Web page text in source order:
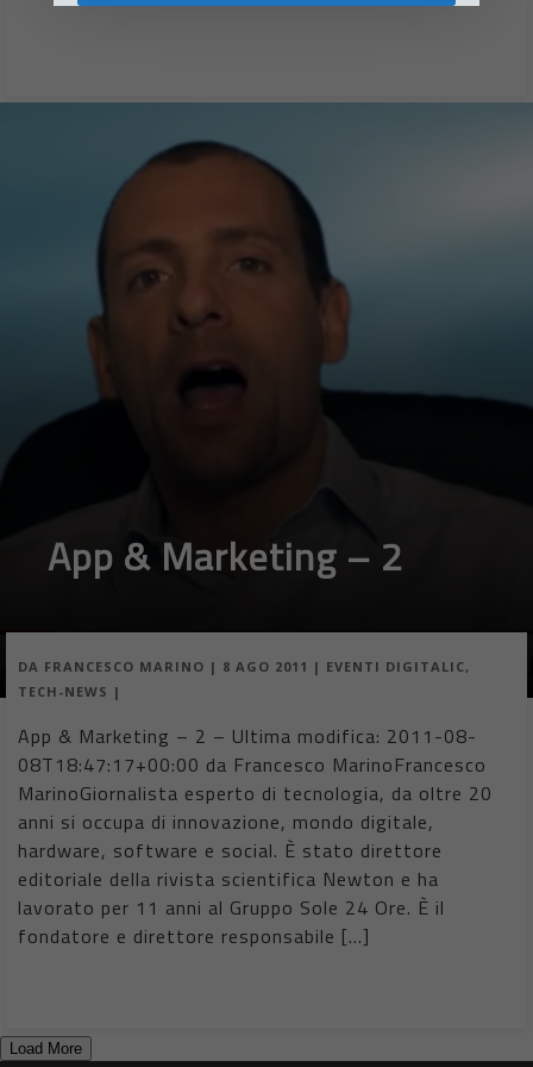
App & Marketing – 2
DA FRANCESCO MARINO | 8 AGO 2011 | EVENTI DIGITALIC,
TECH-NEWS |
App & Marketing – 2 – Ultima modifica: 2011-08-
08T18:47:17+00:00 da Francesco MarinoFrancesco
MarinoGiornalista esperto di tecnologia, da oltre 20
anni si occupa di innovazione, mondo digitale,
hardware, software e social. È stato direttore
editoriale della rivista scientifica Newton e ha
lavorato per 11 anni al Gruppo Sole 24 Ore. È il
fondatore e direttore responsabile […]
Load More